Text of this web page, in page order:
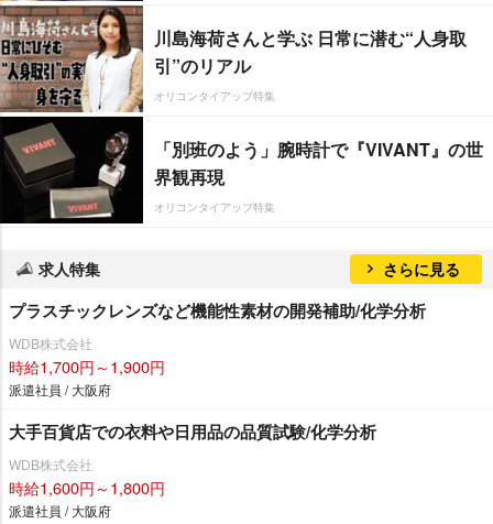
川島海荷さんと学ぶ 日常に潜む“人身取
引”のリアル
オリコンタイアップ特集
「別班のよう」腕時計で『VIVANT』の世
界観再現
オリコンタイアップ特集
求人特集 さらに見る
プラスチックレンズなど機能性素材の開発補助/化学分析
WDB株式会社
時給1,700円～1,900円
派遣社員 / 大阪府
大手百貨店での衣料や日用品の品質試験/化学分析
WDB株式会社
時給1,600円～1,800円
派遣社員 / 大阪府